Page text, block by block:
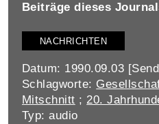
Beiträge dieses
NACHRICHTEN
Datum: 1990.09.03
Schlagworte:
Mitschnitt ; 20.
Typ: audio